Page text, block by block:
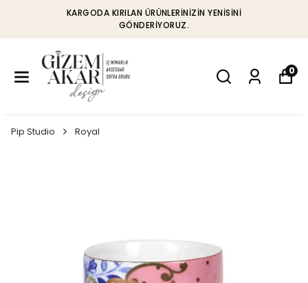
KARGODA KIRILAN ÜRÜNLERINIZIN YENISINI
GÖNDERIYORUZ.
0
Pip Studio Royal